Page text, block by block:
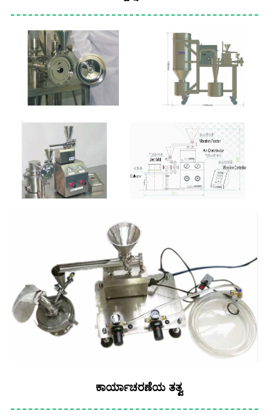
ಕಾರ್ಯಾಚರಣೆಯ ತತ್ವ